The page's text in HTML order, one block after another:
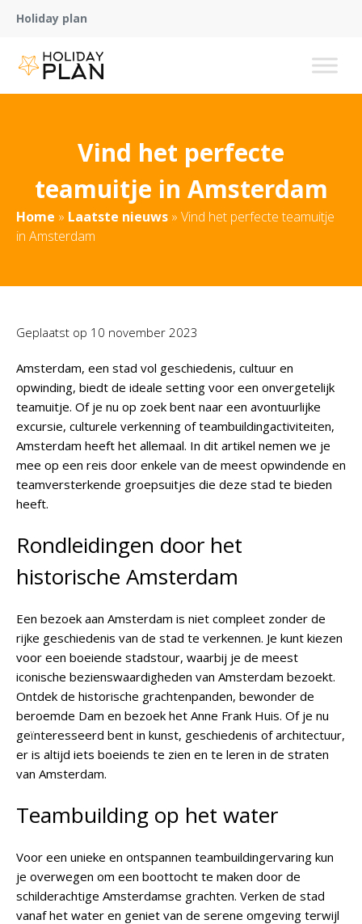
Holiday plan
Vind het perfecte
teamuitje in Amsterdam
Home » Laatste nieuws » Vind het perfecte teamuitje
in Amsterdam
Geplaatst op 10 november 2023
Amsterdam, een stad vol geschiedenis, cultuur en
opwinding, biedt de ideale setting voor een onvergetelijk
teamuitje. Of je nu op zoek bent naar een avontuurlijke
excursie, culturele verkenning of teambuildingactiviteiten,
Amsterdam heeft het allemaal. In dit artikel nemen we je
mee op een reis door enkele van de meest opwindende en
teamversterkende groepsuitjes die deze stad te bieden
heeft.
Rondleidingen door het
historische Amsterdam
Een bezoek aan Amsterdam is niet compleet zonder de
rijke geschiedenis van de stad te verkennen. Je kunt kiezen
voor een boeiende stadstour, waarbij je de meest
iconische bezienswaardigheden van Amsterdam bezoekt.
Ontdek de historische grachtenpanden, bewonder de
beroemde Dam en bezoek het Anne Frank Huis. Of je nu
geïnteresseerd bent in kunst, geschiedenis of architectuur,
er is altijd iets boeiends te zien en te leren in de straten
van Amsterdam.
Teambuilding op het water
Voor een unieke en ontspannen teambuildingervaring kun
je overwegen om een boottocht te maken door de
schilderachtige Amsterdamse grachten. Verken de stad
vanaf het water en geniet van de serene omgeving terwijl